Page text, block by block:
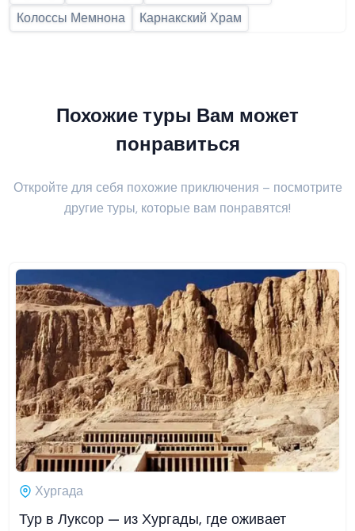
Колоссы Мемнона
Карнакский Храм
Похожие туры Вам может
понравиться
Откройте для себя похожие приключения – посмотрите
другие туры, которые вам понравятся!
Хургада
Тур в Луксор — из Хургады, где оживает